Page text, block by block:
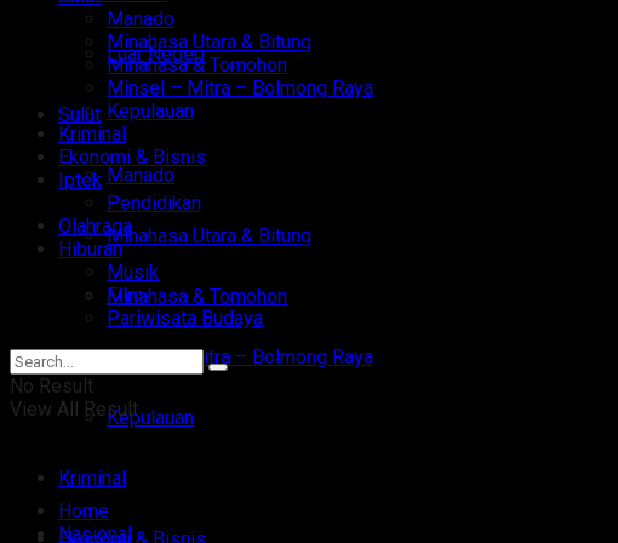
Luar Negeri
Sulut
Manado
Minahasa Utara & Bitung
Minahasa & Tomohon
Minsel – Mitra – Bolmong Raya
Kepulauan
Kriminal
Manado
Minahasa Utara & Bitung
Minahasa & Tomohon
Minsel – Mitra – Bolmong Raya
Kepulauan
Kriminal
Ekonomi & Bisnis
Iptek
Pendidikan
Olahraga
Hiburan
Musik
Film
Pariwisata Budaya
No Result
View All Result
Home
Nasional